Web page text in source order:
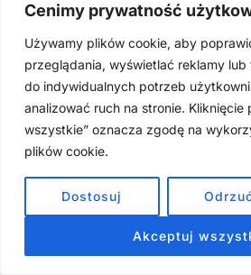
Cenimy prywatność
Używamy plików cookie, aby
przeglądania, wyświetlać reklamy
do indywidualnych potrzeb
analizować ruch na stronie.
wszystkie” oznacza zgodę na
plików cookie.
Dostosuj
Akceptuj
żadnego doświadczenia z
Tak, bo jest napisany w formie
przewodnika krok po kroku .
absolutnych podstaw, a
planie działania i checklistach.
firmy, zaawansowanej techniki
wiedzy” – potrzebujesz
Podsumowanie: Twoje